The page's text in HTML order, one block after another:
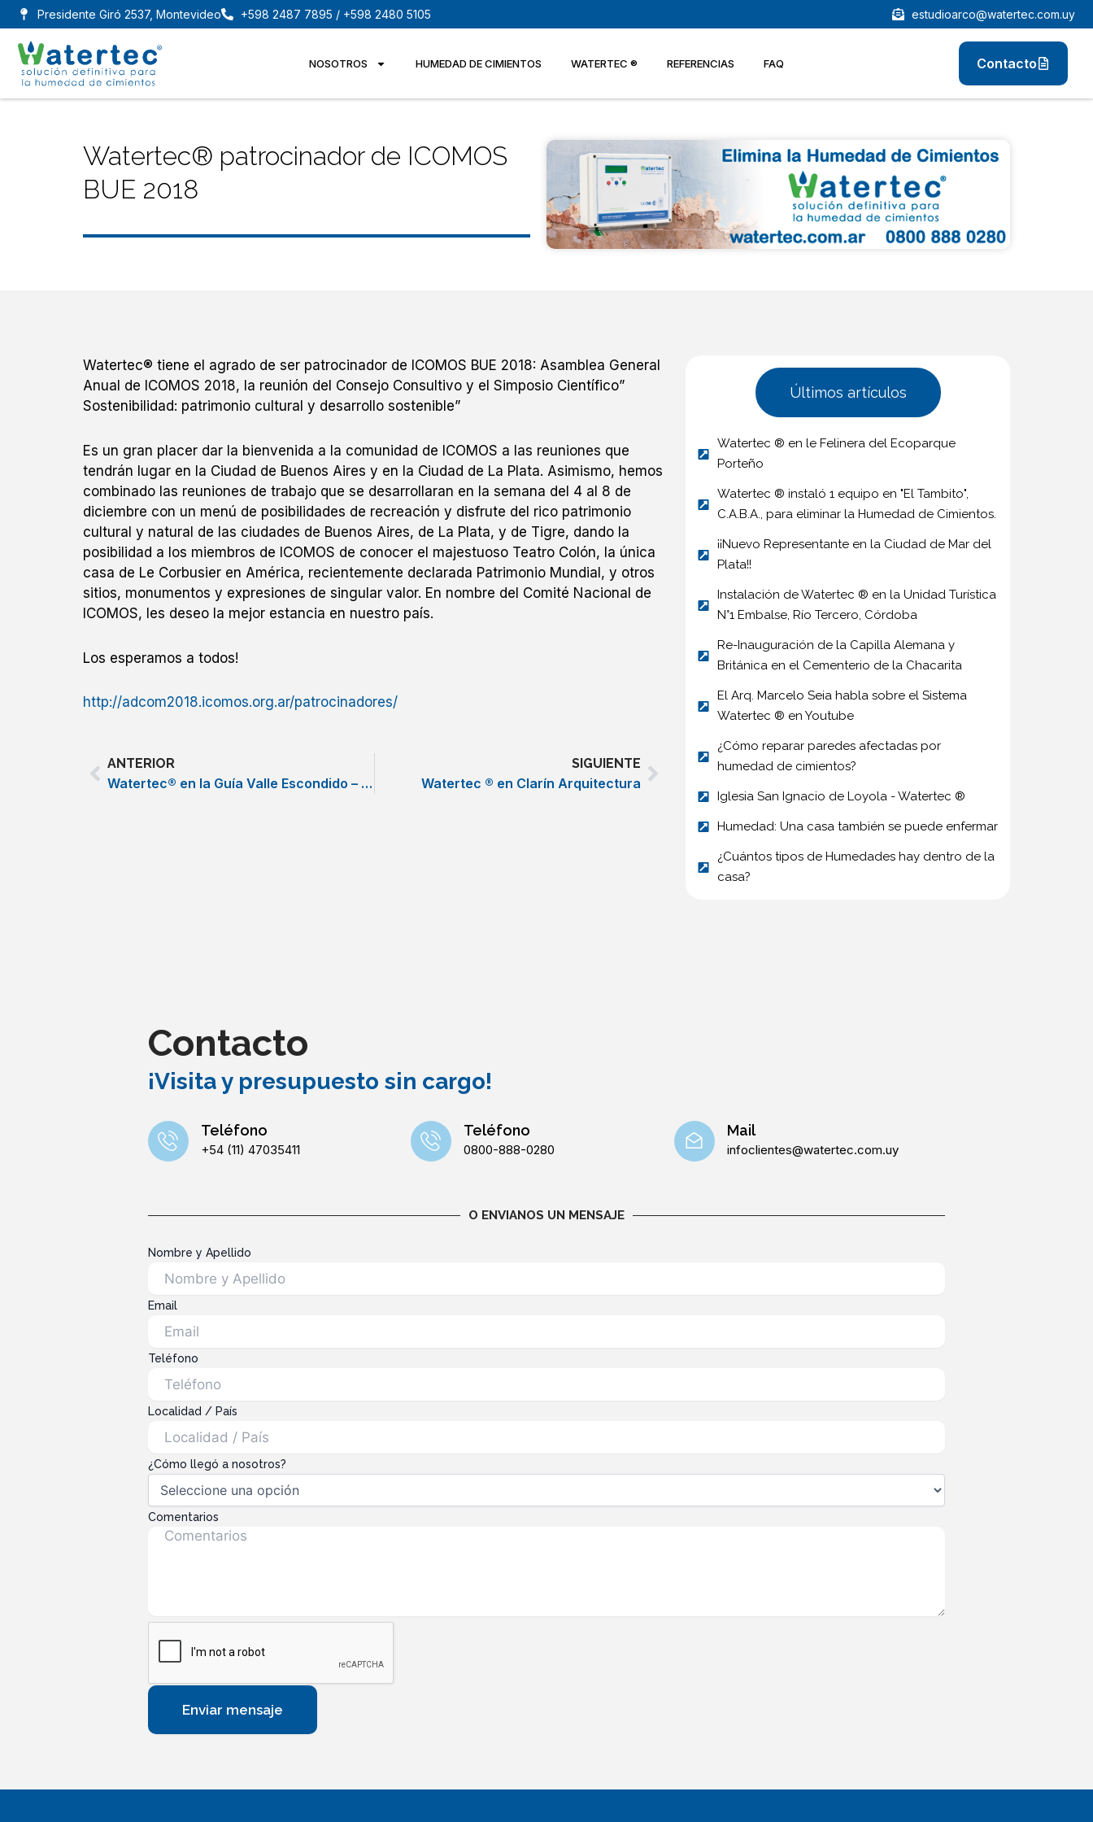
al
contenido
Presidente Giró 2537, Montevideo +598 2487 7895 / +598 2480 5105 estudioarco@watertec.com.uy
NOSOTROS HUMEDAD DE CIMIENTOS WATERTEC ® REFERENCIAS FAQ Contacto
Watertec® patrocinador de ICOMOS
BUE 2018
Watertec® tiene el agrado de ser patrocinador de ICOMOS BUE 2018: Asamblea General
Anual de ICOMOS 2018, la reunión del Consejo Consultivo y el Simposio Científico”
Sostenibilidad: patrimonio cultural y desarrollo sostenible”
Es un gran placer dar la bienvenida a la comunidad de ICOMOS a las reuniones que
tendrán lugar en la Ciudad de Buenos Aires y en la Ciudad de La Plata. Asimismo, hemos
combinado las reuniones de trabajo que se desarrollaran en la semana del 4 al 8 de
diciembre con un menú de posibilidades de recreación y disfrute del rico patrimonio
cultural y natural de las ciudades de Buenos Aires, de La Plata, y de Tigre, dando la
posibilidad a los miembros de ICOMOS de conocer el majestuoso Teatro Colón, la única
casa de Le Corbusier en América, recientemente declarada Patrimonio Mundial, y otros
sitios, monumentos y expresiones de singular valor. En nombre del Comité Nacional de
ICOMOS, les deseo la mejor estancia en nuestro país.
Los esperamos a todos!
http://adcom2018.icomos.org.ar/patrocinadores/
Prev
ANTERIOR
Watertec® en la Guía Valle Escondido – Córdoba
SIGUIENTE
Watertec ® en Clarín Arquitectura
Next
Últimos artículos
Watertec ® en le Felinera del Ecoparque
Porteño
Watertec ® instaló 1 equipo en "El Tambito",
C.A.B.A., para eliminar la Humedad de Cimientos.
¡¡Nuevo Representante en la Ciudad de Mar del
Plata!!
Instalación de Watertec ® en la Unidad Turística
N°1 Embalse, Río Tercero, Córdoba
Re-Inauguración de la Capilla Alemana y
Británica en el Cementerio de la Chacarita
El Arq. Marcelo Seia habla sobre el Sistema
Watertec ® en Youtube
¿Cómo reparar paredes afectadas por
humedad de cimientos?
Iglesia San Ignacio de Loyola - Watertec ®
Humedad: Una casa también se puede enfermar
¿Cuántos tipos de Humedades hay dentro de la
casa?
Contacto
¡Visita y presupuesto sin cargo!
Teléfono
+54 (11) 47035411
Teléfono
0800-888-0280
Mail
infoclientes@watertec.com.uy
O ENVIANOS UN MENSAJE
Nombre y Apellido
Email
Teléfono
Localidad / País
¿Cómo llegó a nosotros?
Comentarios
Enviar mensaje